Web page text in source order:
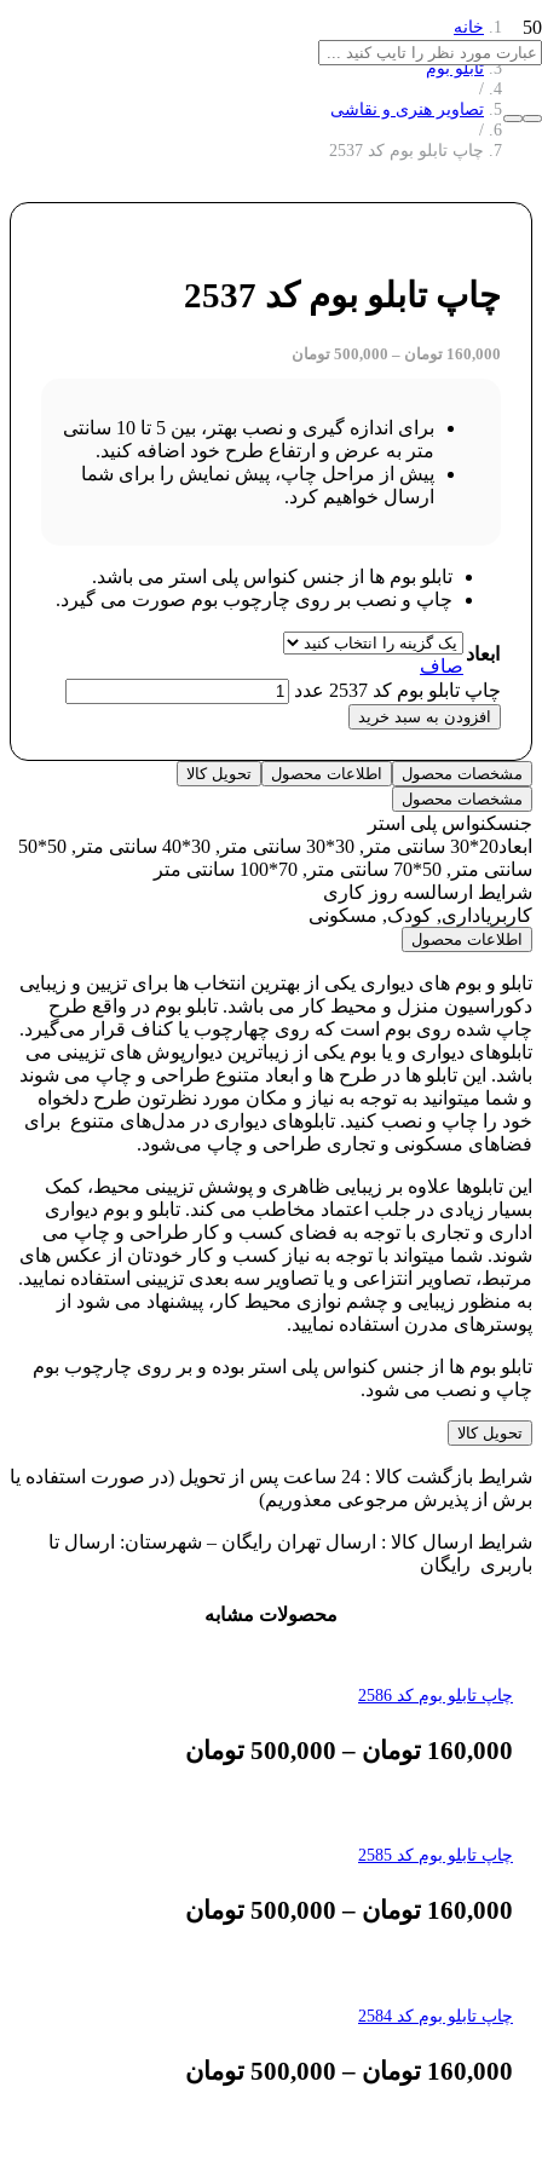
خانه
/
تابلو بوم
/
تصاویر هنری و نقاشی
/
چاپ تابلو بوم کد 2537
چاپ تابلو بوم کد 2537
160,000 تومان –
500,000 تومان
برای اندازه گیری و نصب بهتر، بین 5 تا 10 سانتی
متر به عرض و ارتفاع طرح خود اضافه کنید.
پیش از مراحل چاپ، پیش نمایش را برای شما
ارسال خواهیم کرد.
تابلو بوم ها از جنس کنواس پلی استر می باشد.
چاپ و نصب بر روی چارچوب بوم صورت می گیرد.
ابعاد
صاف
چاپ تابلو بوم کد 2537 عدد
افزودن به سبد خرید
مشخصات محصول اطلاعات محصول
تحویل کالا
مشخصات محصول
جنسکنواس پلی استر
ابعاد
20*30 سانتی متر, 30*30 سانتی متر, 30*40 سانتی متر, 50*50
سانتی متر, 50*70 سانتی متر, 70*100 سانتی متر
شرایط ارسالسه روز کاری
کاربریاداری, کودک, مسکونی
اطلاعات محصول
تابلو و بوم های دیواری یکی از بهترین انتخاب ها برای تزیین و زیبایی
دکوراسیون منزل و محیط کار می باشد. تابلو بوم در واقع طرح
چاپ شده روی بوم است که روی چهارچوب یا کناف قرار می‌گیرد.
تابلوهای دیواری و یا بوم یکی از زیباترین دیوارپوش های تزیینی می
باشد. این تابلو ها در طرح ها و ابعاد متنوع طراحی و چاپ می شوند
و شما میتوانید به توجه به نیاز و مکان مورد نظرتون طرح دلخواه
خود را چاپ و نصب کنید. تابلوهای دیواری در مدل‌های متنوع برای
فضاهای مسکونی و تجاری طراحی و چاپ می‌شود.
این تابلوها علاوه بر زیبایی ظاهری و پوشش تزیینی محیط، کمک
بسیار زیادی در جلب اعتماد مخاطب می کند. تابلو و بوم دیواری
اداری و تجاری با توجه به فضای کسب و کار طراحی و چاپ می
شوند. شما میتواند با توجه به نیاز کسب و کار خودتان از عکس های
مرتبط، تصاویر انتزاعی و یا تصاویر سه بعدی تزیینی استفاده نمایید.
به منظور زیبایی و چشم نوازی محیط کار، پیشنهاد می شود از
پوسترهای مدرن استفاده نمایید.
تابلو بوم ها از جنس کنواس پلی استر بوده و بر روی چارچوب بوم
چاپ و نصب می شود.
تحویل کالا
شرایط بازگشت کالا : 24 ساعت پس از تحویل (در صورت استفاده یا
برش از پذیرش مرجوعی معذوریم)
شرایط ارسال کالا : ارسال تهران رایگان – شهرستان: ارسال تا
باربری رایگان
محصولات مشابه
چاپ تابلو بوم کد 2586
160,000 تومان –
500,000 تومان
چاپ تابلو بوم کد 2585
160,000 تومان –
500,000 تومان
چاپ تابلو بوم کد 2584
160,000 تومان –
500,000 تومان